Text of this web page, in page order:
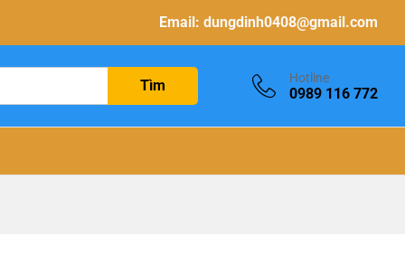
Email: dungdinh0408@gmail.com
Tìm Hotline
0989 116 772